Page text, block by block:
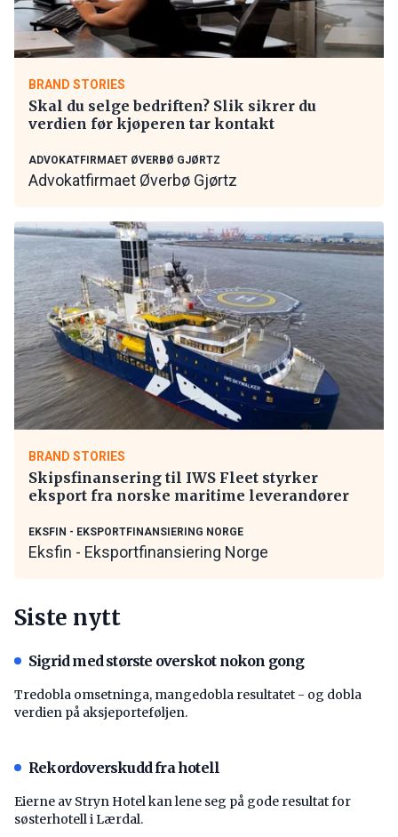
BRAND STORIES
Skal du selge bedriften? Slik sikrer du
verdien før kjøperen tar kontakt
ADVOKATFIRMAET ØVERBØ GJØRTZ
Advokatfirmaet Øverbø Gjørtz
BRAND STORIES
Skipsfinansering til IWS Fleet styrker
eksport fra norske maritime leverandører
EKSFIN - EKSPORTFINANSIERING NORGE
Eksfin - Eksportfinansiering Norge
Siste nytt
Sigrid med største overskot nokon gong
Tredobla omsetninga, mangedobla resultatet - og dobla
verdien på aksjeporteføljen.
Rekordoverskudd fra hotell
Eierne av Stryn Hotel kan lene seg på gode resultat for
søsterhotell i Lærdal.